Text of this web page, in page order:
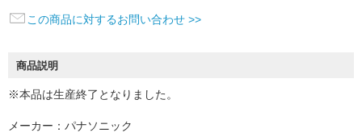
この商品に対するお問い合わせ >>
商品説明
※本品は生産終了となりました。
メーカー：パナソニック